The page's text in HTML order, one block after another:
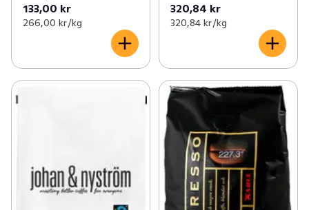
133,00 kr
266,00 kr /kg
320,84 kr
320,84 kr /kg